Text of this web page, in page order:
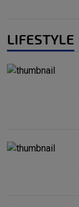
LIFESTYLE